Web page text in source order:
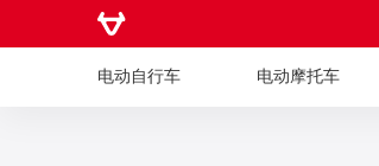
电动自行车 电动摩托车